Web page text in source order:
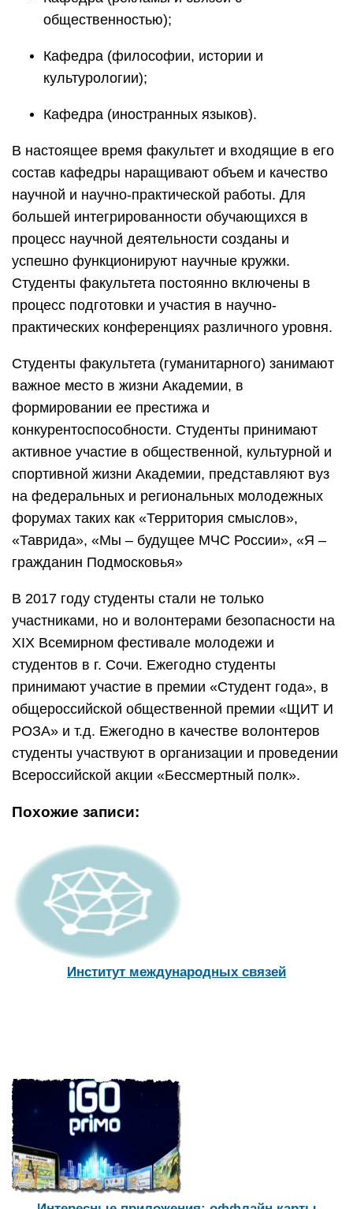
общественностью);
Кафедра (философии, истории и
культурологии);
Кафедра (иностранных языков).
В настоящее время факультет и входящие в его
состав кафедры наращивают объем и качество
научной и научно-практической работы. Для
большей интегрированности обучающихся в
процесс научной деятельности созданы и
успешно функционируют научные кружки.
Студенты факультета постоянно включены в
процесс подготовки и участия в научно-
практических конференциях различного уровня.
Студенты факультета (гуманитарного) занимают
важное место в жизни Академии, в
формировании ее престижа и
конкурентоспособности. Студенты принимают
активное участие в общественной, культурной и
спортивной жизни Академии, представляют вуз
на федеральных и региональных молодежных
форумах таких как «Территория смыслов»,
«Таврида», «Мы – будущее МЧС России», «Я –
гражданин Подмосковья»
В 2017 году студенты стали не только
участниками, но и волонтерами безопасности на
XIX Всемирном фестивале молодежи и
студентов в г. Сочи. Ежегодно студенты
принимают участие в премии «Студент года», в
общероссийской общественной премии «ЩИТ И
РОЗА» и т.д. Ежегодно в качестве волонтеров
студенты участвуют в организации и проведении
Всероссийской акции «Бессмертный полк».
Похожие записи:
Институт международных связей